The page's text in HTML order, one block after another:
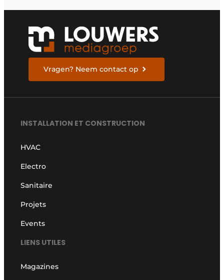
pompe à chaleur
Vragen? Neem contact op
INSTALLATION ET CONSTRUCTION
HVAC
Electro
Sanitaire
Projets
Events
LIENS UTILES
Magazines